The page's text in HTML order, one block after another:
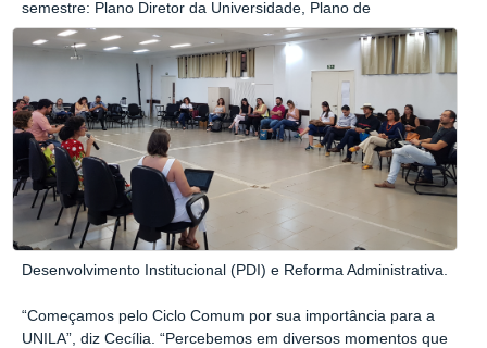
semestre: Plano Diretor da Universidade, Plano de
Desenvolvimento Institucional (PDI) e Reforma Administrativa.
“Começamos pelo Ciclo Comum por sua importância para a
UNILA”, diz Cecília. “Percebemos em diversos momentos que